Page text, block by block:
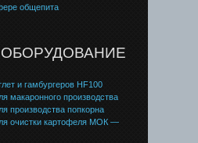
общепита
и гамбургеров HF100
макаронного производства
производства попкорна
очистки картофеля МОК —